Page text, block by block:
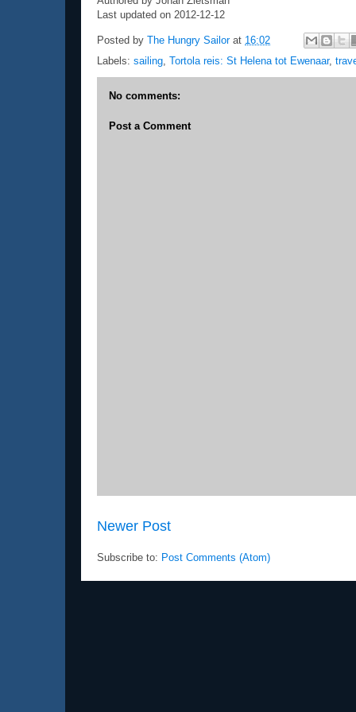
Last updated on 2012-12-12
Posted by The Hungry Sailor at 16:02
Labels: sailing, Tortola reis: St Helena tot Ewenaar,
No comments:
Post a Comment
Newer Post
Subscribe to: Post Comments (Atom)